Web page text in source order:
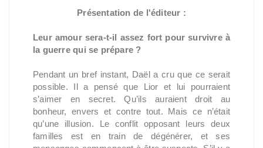
Présentation de l'éditeur :
Leur amour sera-t-il assez fort pour survivre à
la guerre qui se prépare ?
Pendant un bref instant, Daël a cru que ce serait
possible. Il a pensé que Lior et lui pourraient
s’aimer en secret. Qu’ils auraient droit au
bonheur, envers et contre tout. Mais ce n’était
qu’une illusion. Le conflit opposant leurs deux
familles est en train de dégénérer, et ses